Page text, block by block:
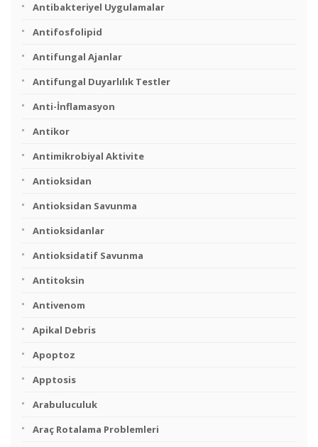
Antibakteriyel Uygulamalar
Antifosfolipid
Antifungal Ajanlar
Antifungal Duyarlılık Testler
Anti-İnflamasyon
Antikor
Antimikrobiyal Aktivite
Antioksidan
Antioksidan Savunma
Antioksidanlar
Antioksidatif Savunma
Antitoksin
Antivenom
Apikal Debris
Apoptoz
Apptosis
Arabuluculuk
Araç Rotalama Problemleri